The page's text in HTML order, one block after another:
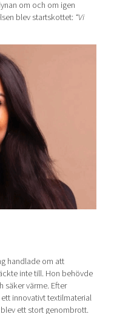
om och om igen
blev startskottet: “Vi
handlade om att
inte till. Hon behövde
säker värme. Efter
innovativt textilmaterial
ett stort genombrott.